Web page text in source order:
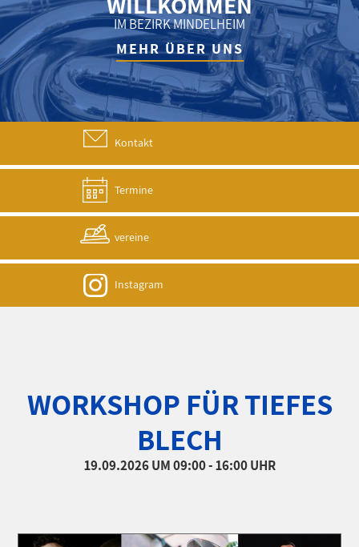
IM BEZIRK MINDELHEIM
MEHR ÜBER UNS
Kontakt
Termine
vereine
Instagram
WORKSHOP FÜR TIEFES
BLECH
19.09.2026 UM 09:00 - 16:00 UHR